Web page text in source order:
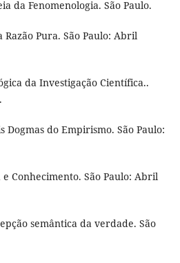
da Fenomenologia. São Paulo.
Pura. São Paulo: Abril
da Investigação Científica..
Dogmas do Empirismo. São Paulo:
e Conhecimento. São Paulo: Abril
semântica da verdade. São